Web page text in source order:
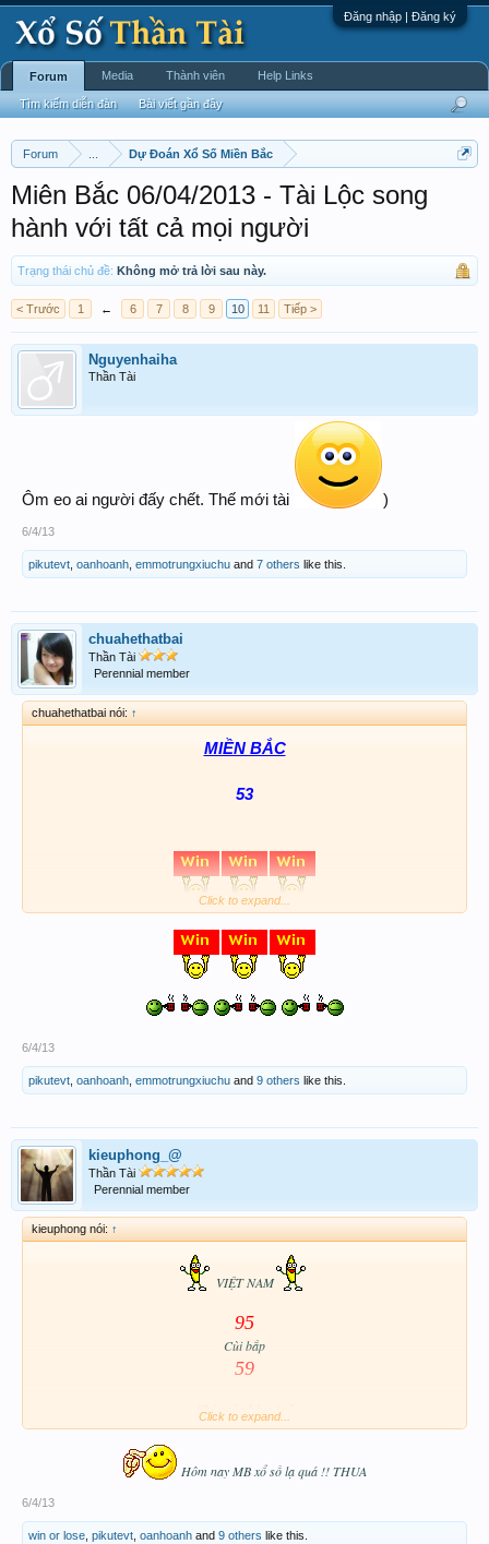
Đăng nhập | Đăng ký
Forum Dự Đoán Xổ Số Miền Bắc
Miên Bắc 06/04/2013 - Tài Lộc song
hành với tất cả mọi người
Trạng thái chủ đề: Không mở trả lời sau này.
< Trước 1 ← 6 7 8 9 10 11 Tiếp >
Nguyenhaiha
Thần Tài
Ôm eo ai người đấy chết. Thế mới tài )
6/4/13
pikutevt oanhoanh emmotrungxiuchu and 7 others like this.
chuahethatbai
Thần Tài
Perennial member
chuahethatbai nói: ↑
MIỀN BẮC
53
Click to expand...
6/4/13
pikutevt oanhoanh emmotrungxiuchu and 9 others like this.
kieuphong_@
Thần Tài
Perennial member
kieuphong nói: ↑
VIỆT NAM
95
Cùi bắp
59
Chúc cả nhà vui vẽ
Click to expand...
Hôm nay MB xổ số lạ quá !! THUA
6/4/13
win or lose pikutevt oanhoanh and 9 others like this.
Forum
Tìm kiếm diễn đàn Bài viết gần đây
Media Thành viên Help Links